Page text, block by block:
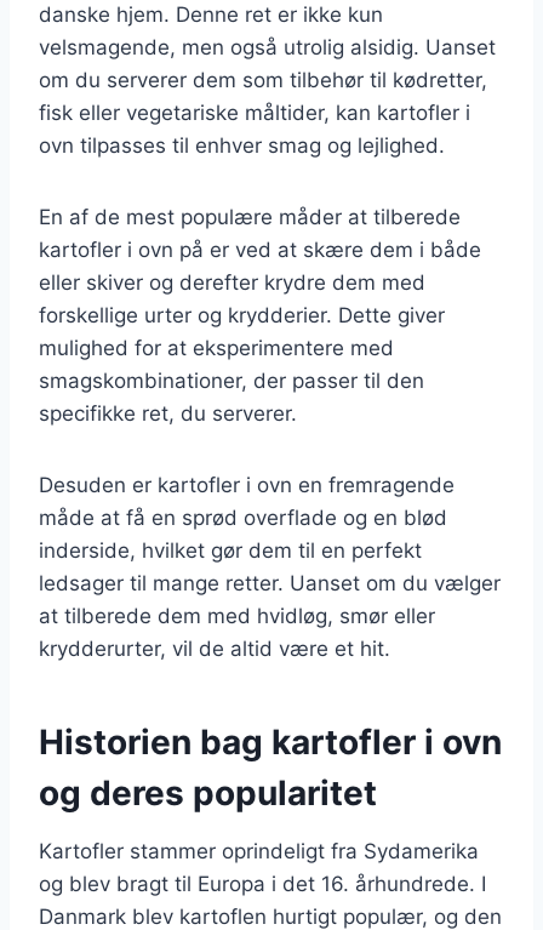
danske hjem. Denne ret er ikke kun
velsmagende, men også utrolig alsidig. Uanset
om du serverer dem som tilbehør til kødretter,
fisk eller vegetariske måltider, kan kartofler i
ovn tilpasses til enhver smag og lejlighed.
En af de mest populære måder at tilberede
kartofler i ovn på er ved at skære dem i både
eller skiver og derefter krydre dem med
forskellige urter og krydderier. Dette giver
mulighed for at eksperimentere med
smagskombinationer, der passer til den
specifikke ret, du serverer.
Desuden er kartofler i ovn en fremragende
måde at få en sprød overflade og en blød
inderside, hvilket gør dem til en perfekt
ledsager til mange retter. Uanset om du vælger
at tilberede dem med hvidløg, smør eller
krydderurter, vil de altid være et hit.
Historien bag kartofler i ovn
og deres popularitet
Kartofler stammer oprindeligt fra Sydamerika
og blev bragt til Europa i det 16. århundrede. I
Danmark blev kartoflen hurtigt populær, og den